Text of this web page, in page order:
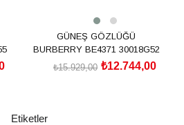
GÜNEŞ GÖZLÜĞÜ
BURBERRY BE4371 30018G52
₺12.744,00
₺15.929,00
Etiketler